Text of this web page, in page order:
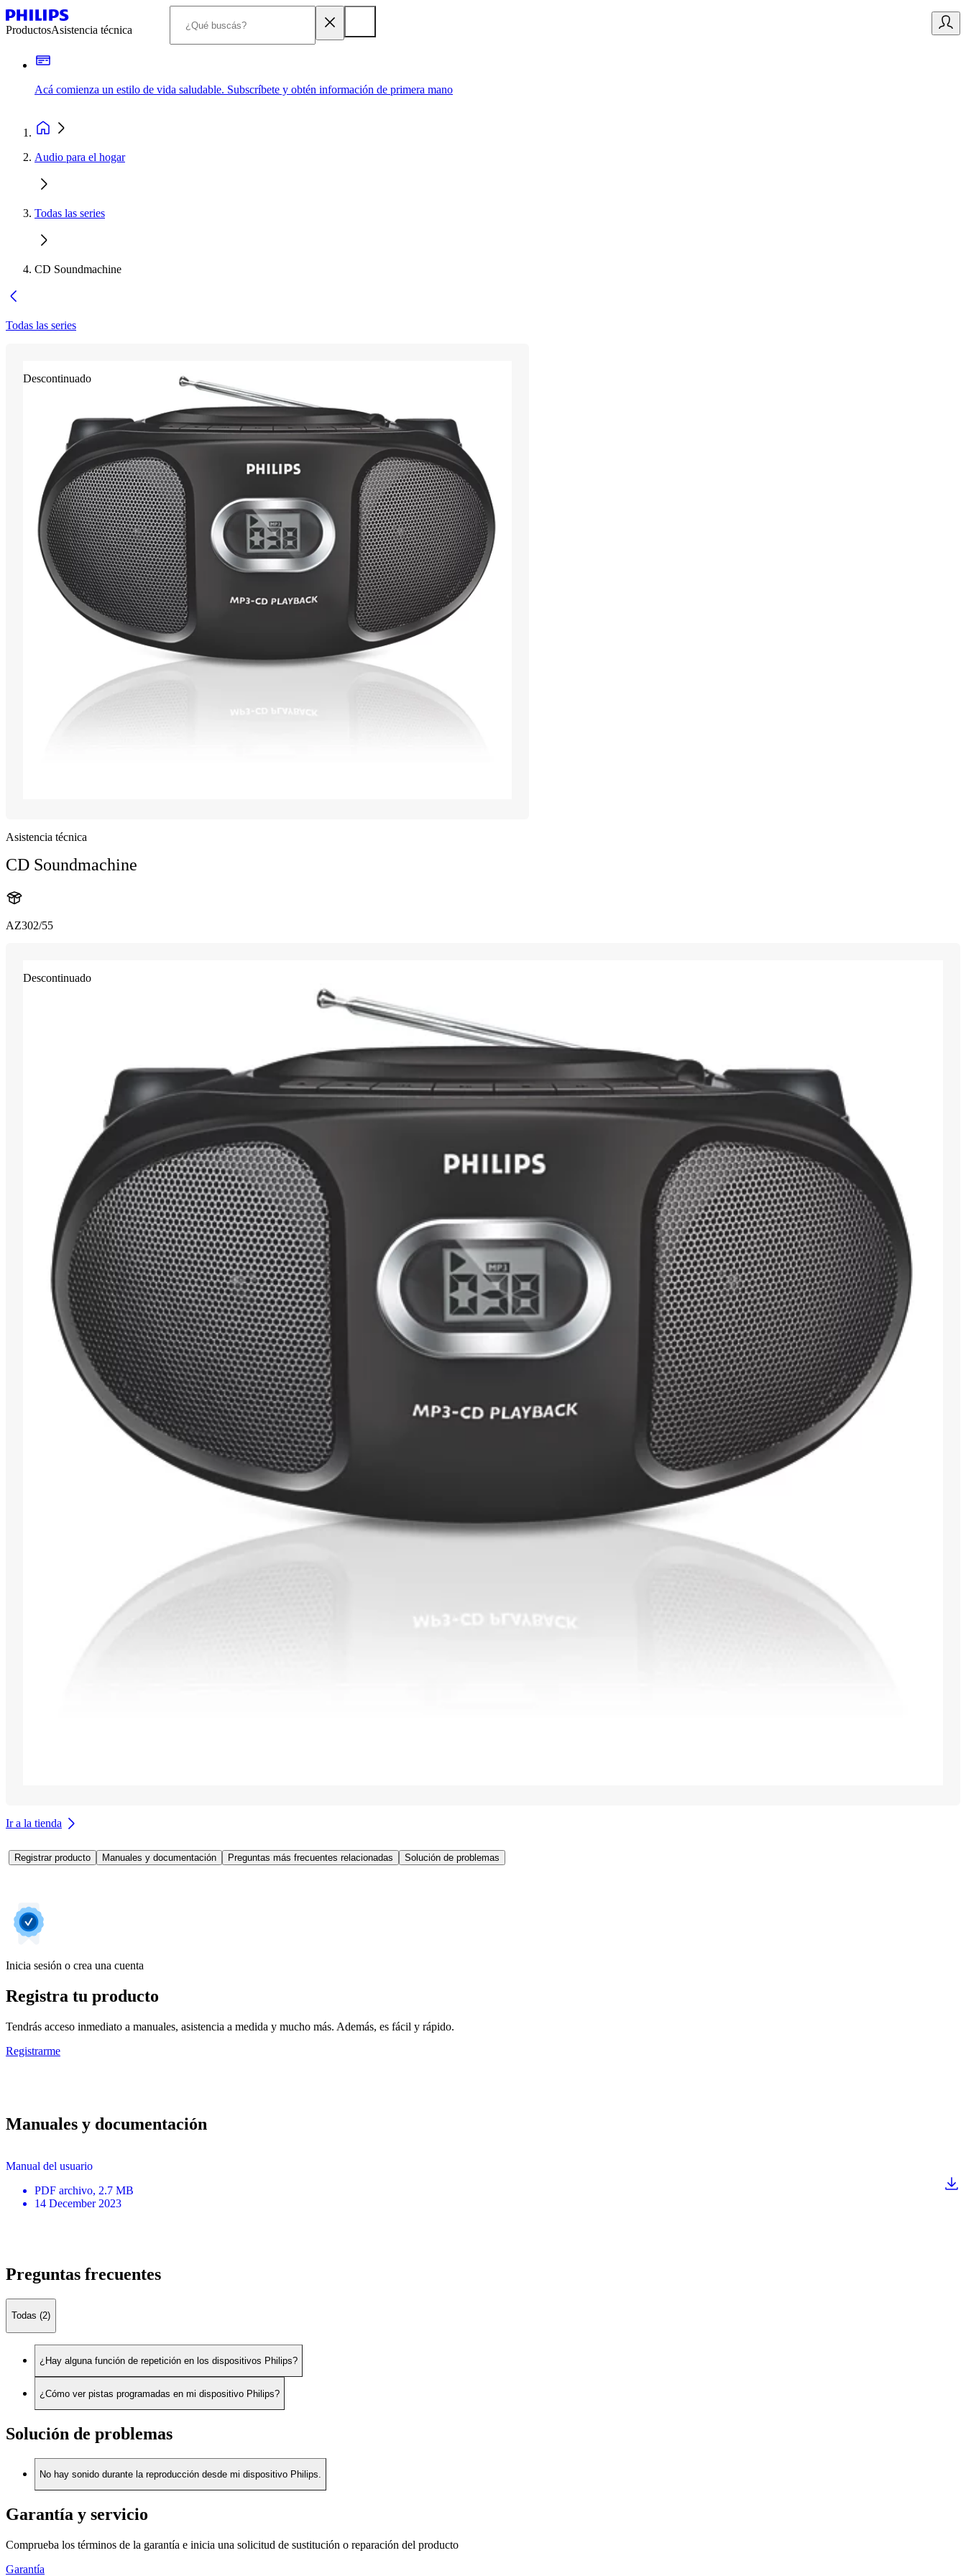
ProductosAsistencia técnica
Acá comienza un estilo de vida saludable. Subscríbete y obtén información de primera mano
Audio para el hogar
Todas las series
CD Soundmachine
Todas las series
Descontinuado
Asistencia técnica
CD Soundmachine
AZ302/55
Descontinuado
Ir a la tienda
Registrar producto Manuales y documentación Preguntas más frecuentes relacionadas Solución de problemas
Inicia sesión o crea una cuenta
Registra tu producto
Tendrás acceso inmediato a manuales, asistencia a medida y mucho más. Además, es fácil y rápido.
Registrarme
Manuales y documentación
Manual del usuario
PDF archivo, 2.7 MB
14 December 2023
Preguntas frecuentes
Todas (2)
¿Hay alguna función de repetición en los dispositivos Philips?
¿Cómo ver pistas programadas en mi dispositivo Philips?
Solución de problemas
No hay sonido durante la reproducción desde mi dispositivo Philips.
Garantía y servicio
Comprueba los términos de la garantía e inicia una solicitud de sustitución o reparación del producto
Garantía